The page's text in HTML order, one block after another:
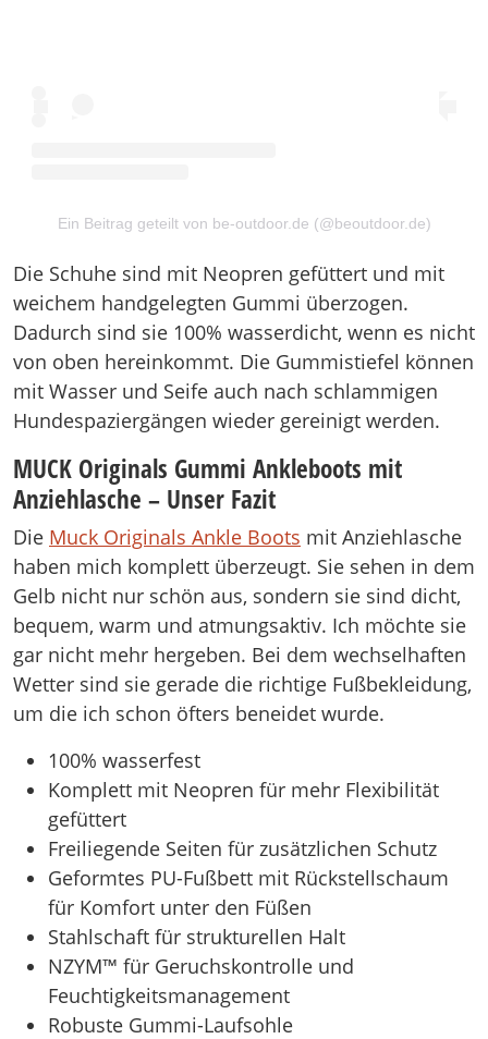
Ein Beitrag geteilt von be-outdoor.de (@beoutdoor.de)
Die Schuhe sind mit Neopren gefüttert und mit
weichem handgelegten Gummi überzogen.
Dadurch sind sie 100% wasserdicht, wenn es nicht
von oben hereinkommt. Die Gummistiefel können
mit Wasser und Seife auch nach schlammigen
Hundespaziergängen wieder gereinigt werden.
MUCK Originals Gummi Ankleboots mit
Anziehlasche – Unser Fazit
Die Muck Originals Ankle Boots mit Anziehlasche
haben mich komplett überzeugt. Sie sehen in dem
Gelb nicht nur schön aus, sondern sie sind dicht,
bequem, warm und atmungsaktiv. Ich möchte sie
gar nicht mehr hergeben. Bei dem wechselhaften
Wetter sind sie gerade die richtige Fußbekleidung,
um die ich schon öfters beneidet wurde.
100% wasserfest
Komplett mit Neopren für mehr Flexibilität
gefüttert
Freiliegende Seiten für zusätzlichen Schutz
Geformtes PU-Fußbett mit Rückstellschaum
für Komfort unter den Füßen
Stahlschaft für strukturellen Halt
NZYM™ für Geruchskontrolle und
Feuchtigkeitsmanagement
Robuste Gummi-Laufsohle